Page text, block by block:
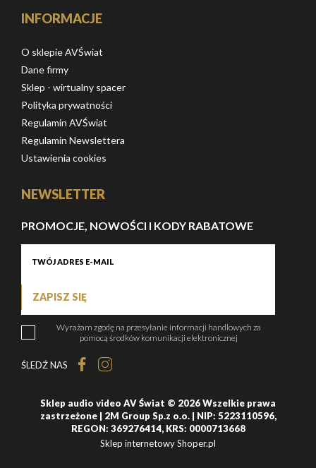
INFORMACJE
O sklepie AVŚwiat
Dane firmy
Sklep - wirtualny spacer
Polityka prywatności
Regulamin AVŚwiat
Regulamin Newslettera
Ustawienia cookies
NEWSLETTER
PROMOCJE, NOWOŚCI I KODY RABATOWE
ZAPISZ SIĘ
Wyrażam zgodę na przesyłanie informacji handlowych za
pomocą środków komunikacji elektronicznej
ŚLEDŹ NAS
Sklep audio video AV Świat © 2026 Wszelkie prawa
zastrzeżone | 2M Group Sp.z o.o. | NIP: 5223110596,
REGON: 369276414, KRS: 0000713668
Sklep internetowy Shoper.pl